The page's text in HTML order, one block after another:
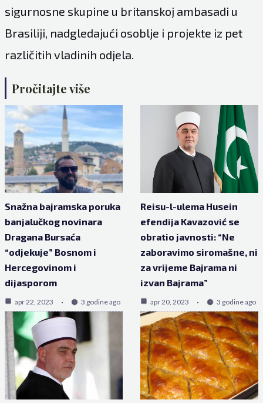
sigurnosne skupine u britanskoj ambasadi u
Brasiliji, nadgledajući osoblje i projekte iz pet
različitih vladinih odjela.
Pročitajte više
Snažna bajramska poruka
banjalučkog novinara
Dragana Bursaća
“odjekuje” Bosnom i
Hercegovinom i
dijasporom
apr 22, 2023 3 godine ago
Reisu-l-ulema Husein
efendija Kavazović se
obratio javnosti: “Ne
zaboravimo siromašne, ni
za vrijeme Bajrama ni
izvan Bajrama”
apr 20, 2023 3 godine ago